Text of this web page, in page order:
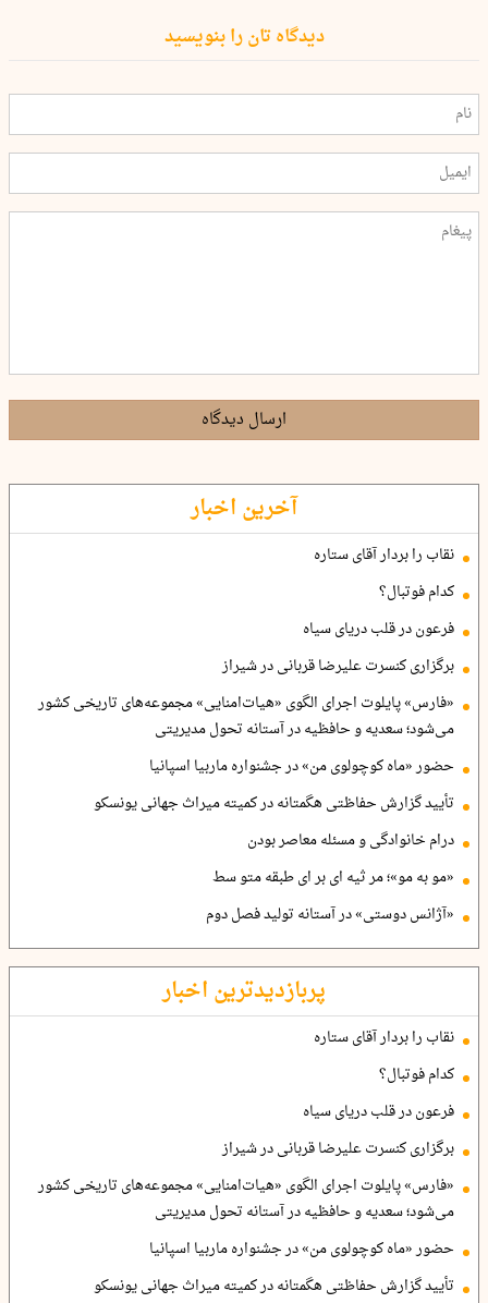
دیدگاه تان را بنویسید
ارسال دیدگاه
آخرین اخبار
نقاب را بردار آقای ستاره
کدام فوتبال؟
فرعون در قلب دریای سیاه
برگزاری کنسرت علیرضا قربانی در شیراز
«فارس» پایلوت اجرای الگوی «هیات‌امنایی» مجموعه‌های تاریخی کشور
می‌شود؛ سعدیه و حافظیه در آستانه تحول مدیریتی
حضور «ماه کوچولوی من» در جشنواره ماربیا اسپانیا
تأیید گزارش حفاظتی هگمتانه در کمیته میراث جهانی یونسکو
درام خانوادگی و مسئله معاصر بودن
«مو به مو»؛ مر ثیه ای بر ای طبقه متو سط
«آژانس دوستی» در آستانه تولید فصل دوم
پربازدیدترین اخبار
نقاب را بردار آقای ستاره
کدام فوتبال؟
فرعون در قلب دریای سیاه
برگزاری کنسرت علیرضا قربانی در شیراز
«فارس» پایلوت اجرای الگوی «هیات‌امنایی» مجموعه‌های تاریخی کشور
می‌شود؛ سعدیه و حافظیه در آستانه تحول مدیریتی
حضور «ماه کوچولوی من» در جشنواره ماربیا اسپانیا
تأیید گزارش حفاظتی هگمتانه در کمیته میراث جهانی یونسکو